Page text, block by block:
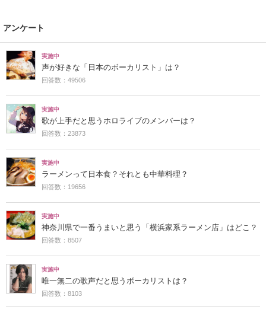
アンケート
実施中
声が好きな「日本のボーカリスト」は？
回答数：49506
実施中
歌が上手だと思うホロライブのメンバーは？
回答数：23873
実施中
ラーメンって日本食？それとも中華料理？
回答数：19656
実施中
神奈川県で一番うまいと思う「横浜家系ラーメン店」はどこ？
回答数：8507
実施中
唯一無二の歌声だと思うボーカリストは？
回答数：8103